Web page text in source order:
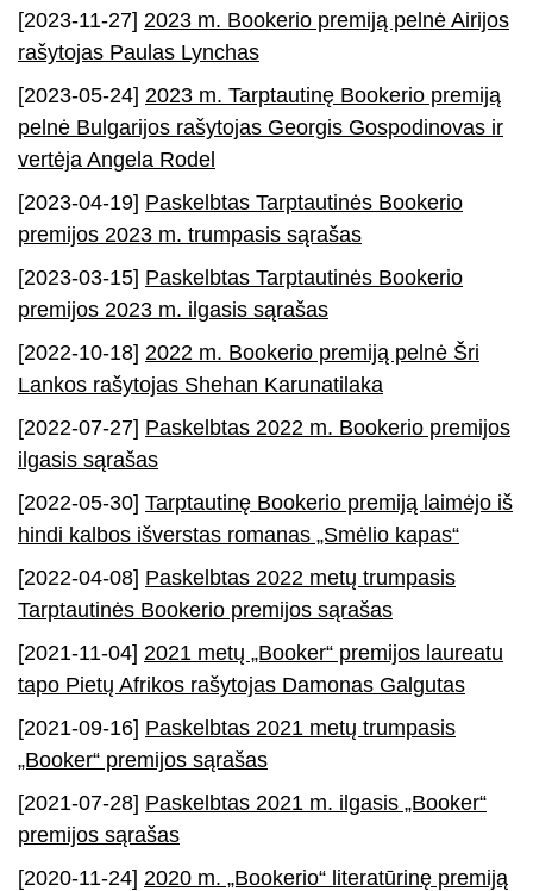
[2023-11-27] 2023 m. Bookerio premiją pelnė Airijos
rašytojas Paulas Lynchas
[2023-05-24] 2023 m. Tarptautinę Bookerio premiją
pelnė Bulgarijos rašytojas Georgis Gospodinovas ir
vertėja Angela Rodel
[2023-04-19] Paskelbtas Tarptautinės Bookerio
premijos 2023 m. trumpasis sąrašas
[2023-03-15] Paskelbtas Tarptautinės Bookerio
premijos 2023 m. ilgasis sąrašas
[2022-10-18] 2022 m. Bookerio premiją pelnė Šri
Lankos rašytojas Shehan Karunatilaka
[2022-07-27] Paskelbtas 2022 m. Bookerio premijos
ilgasis sąrašas
[2022-05-30] Tarptautinę Bookerio premiją laimėjo iš
hindi kalbos išverstas romanas „Smėlio kapas“
[2022-04-08] Paskelbtas 2022 metų trumpasis
Tarptautinės Bookerio premijos sąrašas
[2021-11-04] 2021 metų „Booker“ premijos laureatu
tapo Pietų Afrikos rašytojas Damonas Galgutas
[2021-09-16] Paskelbtas 2021 metų trumpasis
„Booker“ premijos sąrašas
[2021-07-28] Paskelbtas 2021 m. ilgasis „Booker“
premijos sąrašas
[2020-11-24] 2020 m. „Bookerio“ literatūrinę premiją